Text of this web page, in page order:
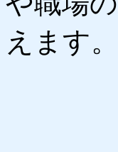
えます。